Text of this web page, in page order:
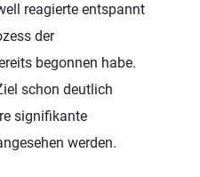
reagierte entspannt
der
begonnen habe.
schon deutlich
signifikante
werden.